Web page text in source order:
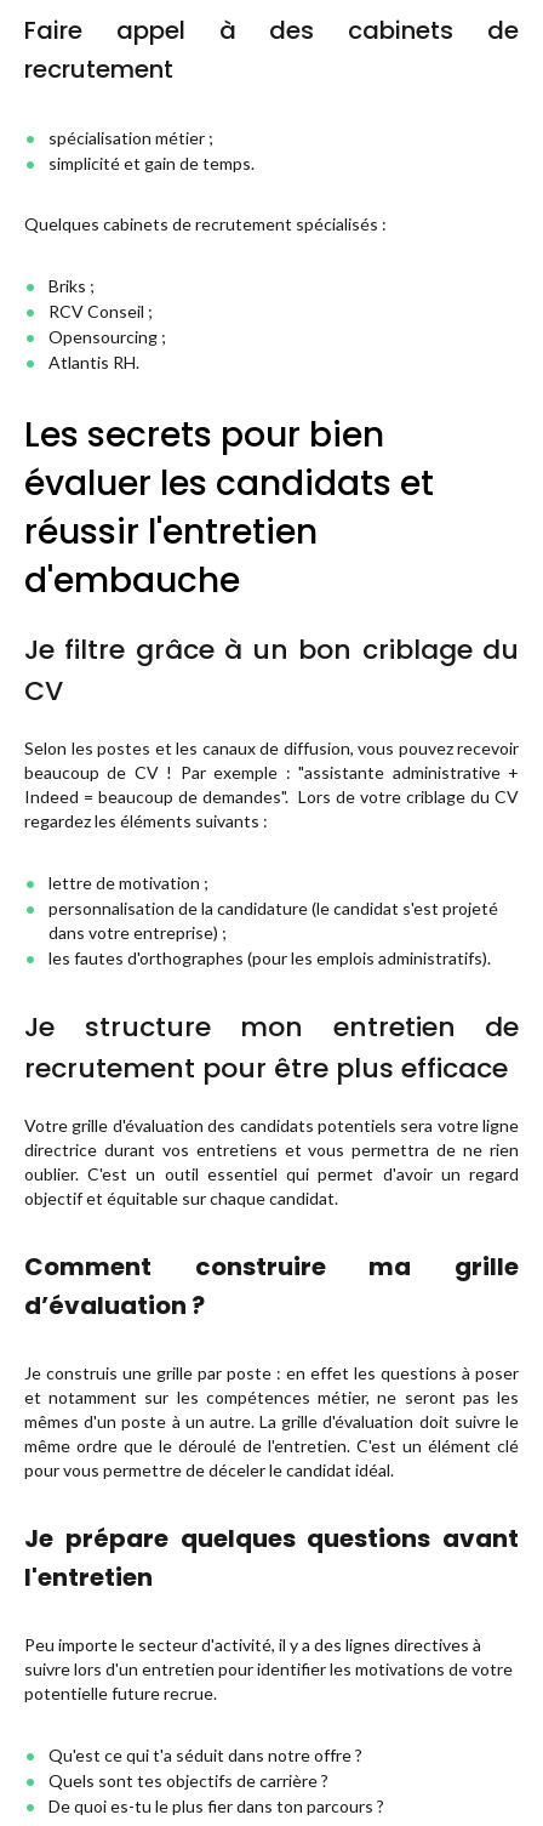
Faire appel à des cabinets de
recrutement
spécialisation métier ;
simplicité et gain de temps.
Quelques cabinets de recrutement spécialisés :
Briks ;
RCV Conseil ;
Opensourcing ;
Atlantis RH.
Les secrets pour bien
évaluer les candidats et
réussir l'entretien
d'embauche
Je filtre grâce à un bon criblage du
CV
Selon les postes et les canaux de diffusion, vous pouvez recevoir
beaucoup de CV ! Par exemple : "assistante administrative +
Indeed = beaucoup de demandes". Lors de votre criblage du CV
regardez les éléments suivants :
lettre de motivation ;
personnalisation de la candidature (le candidat s'est projeté
dans votre entreprise) ;
les fautes d'orthographes (pour les emplois administratifs).
Je structure mon entretien de
recrutement pour être plus efficace
Votre grille d'évaluation des candidats potentiels sera votre ligne
directrice durant vos entretiens et vous permettra de ne rien
oublier. C'est un outil essentiel qui permet d'avoir un regard
objectif et équitable sur chaque candidat.
Comment construire ma grille
d’évaluation ?
Je construis une grille par poste : en effet les questions à poser
et notamment sur les compétences métier, ne seront pas les
mêmes d'un poste à un autre. La grille d'évaluation doit suivre le
même ordre que le déroulé de l'entretien. C'est un élément clé
pour vous permettre de déceler le candidat idéal.
Je prépare quelques questions avant
l'entretien
Peu importe le secteur d'activité, il y a des lignes directives à
suivre lors d'un entretien pour identifier les motivations de votre
potentielle future recrue.
Qu'est ce qui t'a séduit dans notre offre ?
Quels sont tes objectifs de carrière ?
De quoi es-tu le plus fier dans ton parcours ?